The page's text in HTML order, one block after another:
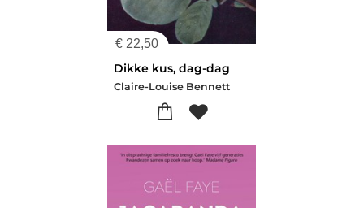
€ 22,50
Dikke kus, dag-dag
Claire-Louise Bennett